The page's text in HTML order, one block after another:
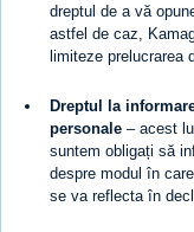
dreptul de a vă
astfel de caz,
limiteze prelucrarea
Dreptul la
personale – acest
suntem obligați să
despre modul în
se va reflecta în